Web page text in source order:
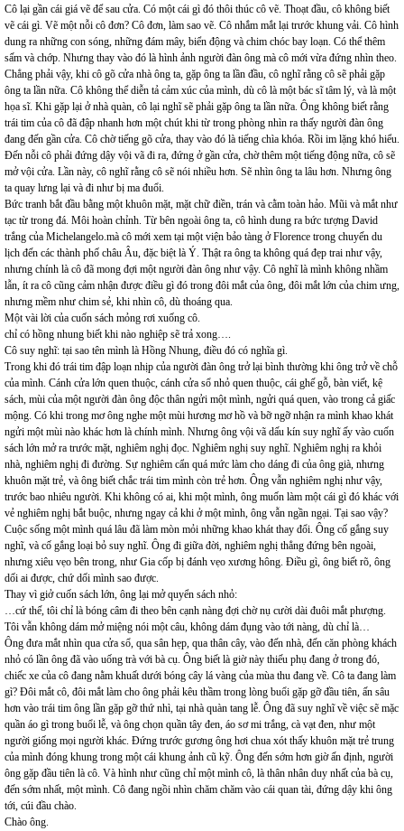
Cô lại gần cái giá vẽ để sau cửa. Có một cái gì đó thôi thúc cô vẽ. Thoạt đầu, cô không biết
vẽ cái gì. Vẽ một nỗi cô đơn? Cô đơn, làm sao vẽ. Cô nhắm mắt lại trước khung vải. Cô hình
dung ra những con sóng, những đám mây, biển động và chim chóc bay loạn. Có thể thêm
sấm và chớp. Nhưng thay vào đó là hình ảnh người đàn ông mà cô mới vừa đứng nhìn theo.
Chẳng phải vậy, khi cô gõ cửa nhà ông ta, gặp ông ta lần đầu, cô nghĩ rằng cô sẽ phải gặp
ông ta lần nữa. Cô không thể diễn tả cảm xúc của mình, dù cô là một bác sĩ tâm lý, và là một
họa sĩ. Khi gặp lại ở nhà quàn, cô lại nghĩ sẽ phải gặp ông ta lần nữa. Ông không biết rằng
trái tim của cô đã đập nhanh hơn một chút khi từ trong phòng nhìn ra thấy người đàn ông
đang đến gần cửa. Cô chờ tiếng gõ cửa, thay vào đó là tiếng chìa khóa. Rồi im lặng khó hiểu.
Đến nỗi cô phải đứng dậy vội vã đi ra, đứng ở gần cửa, chờ thêm một tiếng động nữa, cô sẽ
mở vội cửa. Lần này, cô nghĩ rằng cô sẽ nói nhiều hơn. Sẽ nhìn ông ta lâu hơn. Nhưng ông
ta quay lưng lại và đi như bị ma đuổi.
Bức tranh bắt đầu bằng một khuôn mặt, mặt chữ điền, trán và cằm toàn hảo. Mũi và mắt như
tạc từ trong đá. Môi hoàn chỉnh. Từ bên ngoài ông ta, cô hình dung ra bức tượng David
trắng của Michelangelo.mà cô mới xem tại một viện bảo tàng ở Florence trong chuyến du
lịch đến các thành phố châu Âu, đặc biệt là Ý. Thật ra ông ta không quá đẹp trai như vậy,
nhưng chính là cô đã mong đợi một người đàn ông như vậy. Cô nghĩ là mình không nhầm
lẫn, ít ra cô cũng cảm nhận được điều gì đó trong đôi mắt của ông, đôi mắt lớn của chim ưng,
nhưng mềm như chim sẻ, khi nhìn cô, dù thoáng qua.
Một vài lời của cuốn sách mỏng rơi xuống cô.
chỉ có hồng nhung biết khi nào nghiệp sẽ trả xong….
Cô suy nghĩ: tại sao tên mình là Hồng Nhung, điều đó có nghĩa gì.
Trong khi đó trái tim đập loạn nhịp của người đàn ông trở lại bình thường khi ông trở về chỗ
của mình. Cánh cửa lớn quen thuộc, cánh cửa sổ nhỏ quen thuộc, cái ghế gỗ, bàn viết, kệ
sách, mùi của một người đàn ông độc thân ngửi một mình, ngửi quá quen, vào trong cả giấc
mộng. Có khi trong mơ ông nghe một mùi hương mơ hồ và bỡ ngỡ nhận ra mình khao khát
ngửi một mùi nào khác hơn là chính mình. Nhưng ông vội vã dấu kín suy nghĩ ấy vào cuốn
sách lớn mở ra trước mặt, nghiêm nghị đọc. Nghiêm nghị suy nghĩ. Nghiêm nghị ra khỏi
nhà, nghiêm nghị đi đường. Sự nghiêm cẩn quá mức làm cho dáng đi của ông già, nhưng
khuôn mặt trẻ, và ông biết chắc trái tim mình còn trẻ hơn. Ông vẫn nghiêm nghị như vậy,
trước bao nhiêu người. Khi không có ai, khi một mình, ông muốn làm một cái gì đó khác với
vẻ nghiêm nghị bắt buộc, nhưng ngay cả khi ở một mình, ông vẫn ngần ngại. Tại sao vậy?
Cuộc sống một mình quá lâu đã làm mòn mỏi những khao khát thay đổi. Ông cố gắng suy
nghĩ, và cố gắng loại bỏ suy nghĩ. Ông đi giữa đời, nghiêm nghị thẳng đứng bên ngoài,
nhưng xiêu vẹo bên trong, như Gia cốp bị đánh vẹo xương hông. Điều gì, ông biết rõ, ông
dối ai được, chứ dối mình sao được.
Thay vì giở cuốn sách lớn, ông lại mở quyển sách nhỏ:
…cứ thế, tôi chỉ là bóng câm đi theo bên cạnh nàng đợi chờ nụ cười dài đuôi mắt phượng.
Tôi vẫn không dám mở miệng nói một câu, không dám đụng vào tới nàng, dù chỉ là…
Ông đưa mắt nhìn qua cửa sổ, qua sân hẹp, qua thân cây, vào đến nhà, đến căn phòng khách
nhỏ có lần ông đã vào uống trà với bà cụ. Ông biết là giờ này thiếu phụ đang ở trong đó,
chiếc xe của cô đang nằm khuất dưới bóng cây lá vàng của mùa thu đang về. Cô ta đang làm
gì? Đôi mắt cô, đôi mắt làm cho ông phải kêu thầm trong lòng buổi gặp gỡ đầu tiên, ấn sâu
hơn vào trái tim ông lần gặp gỡ thứ nhì, tại nhà quàn tang lễ. Ông đã suy nghĩ về việc sẽ mặc
quần áo gì trong buổi lễ, và ông chọn quần tây đen, áo sơ mi trắng, cà vạt đen, như một
người giống mọi người khác. Đứng trước gương ông hơi chua xót thấy khuôn mặt trẻ trung
của mình đóng khung trong một cái khung ảnh cũ kỹ. Ông đến sớm hơn giờ ấn định, người
ông gặp đầu tiên là cô. Và hình như cũng chỉ một mình cô, là thân nhân duy nhất của bà cụ,
đến sớm nhất, một mình. Cô đang ngồi nhìn chăm chăm vào cái quan tài, đứng dậy khi ông
tới, cúi đầu chào.
Chào ông.